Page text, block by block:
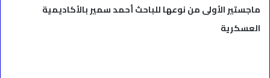
ماجستير الأولى من نوعها للباحث أحمد سمير بالأكاديمية
العسكرية